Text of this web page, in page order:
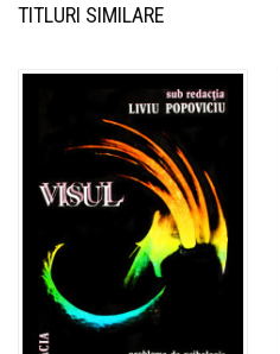
TITLURI SIMILARE